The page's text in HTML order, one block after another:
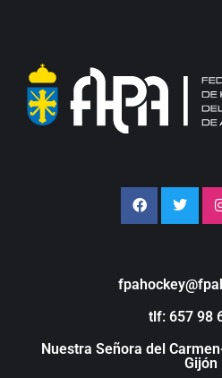
tlf: 657 98
Nuestra Señora del
Gijón